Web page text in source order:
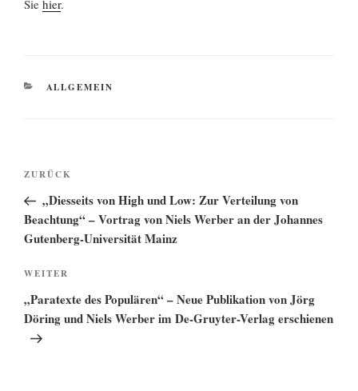
Sie hier.
KATEGORIEN
ALLGEMEIN
Beitragsnavigation
Vorheriger
Beitrag
ZURÜCK
„Diesseits von High und Low: Zur Verteilung von
Beachtung“ – Vortrag von Niels Werber an der Johannes
Gutenberg-Universität Mainz
Nächster
Beitrag
WEITER
„Paratexte des Populären“ – Neue Publikation von Jörg
Döring und Niels Werber im De-Gruyter-Verlag erschienen